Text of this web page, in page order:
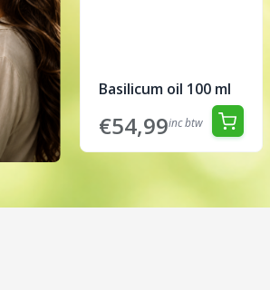
Basilicum oil 100 ml
€54,99inc btw